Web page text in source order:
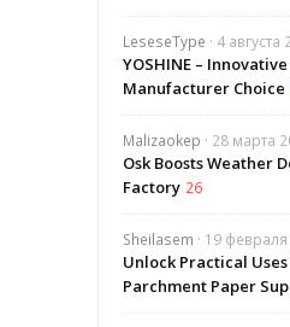
LeseseType · 4
YOSHINE –
Manufacturer Choice
Malizaokep · 28 марта
Osk Boosts Weather
Factory 26
Sheilasem · 19
Unlock Practical
Parchment Paper